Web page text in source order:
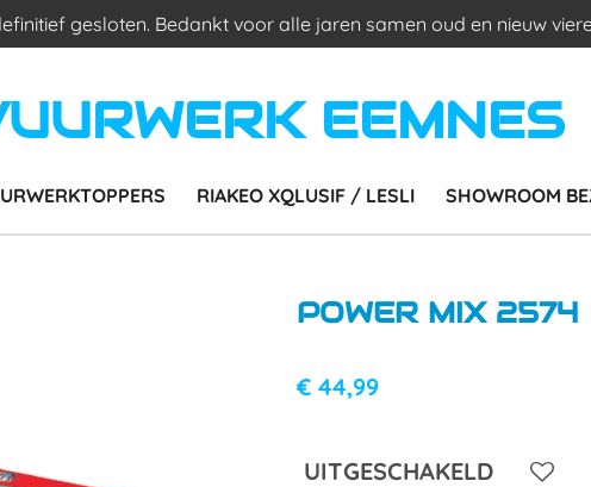
gesloten. Bedankt voor alle jaren samen oud en nieuw
EEMNES
RIAKEO XQLUSIF / LESLI SHOWROOM
POWER MIX 2574
€ 44,99
UITGESCHAKELD